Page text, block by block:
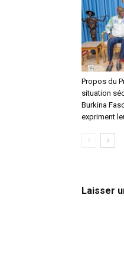
Propos du
situation
Burkina
expriment
Laisser